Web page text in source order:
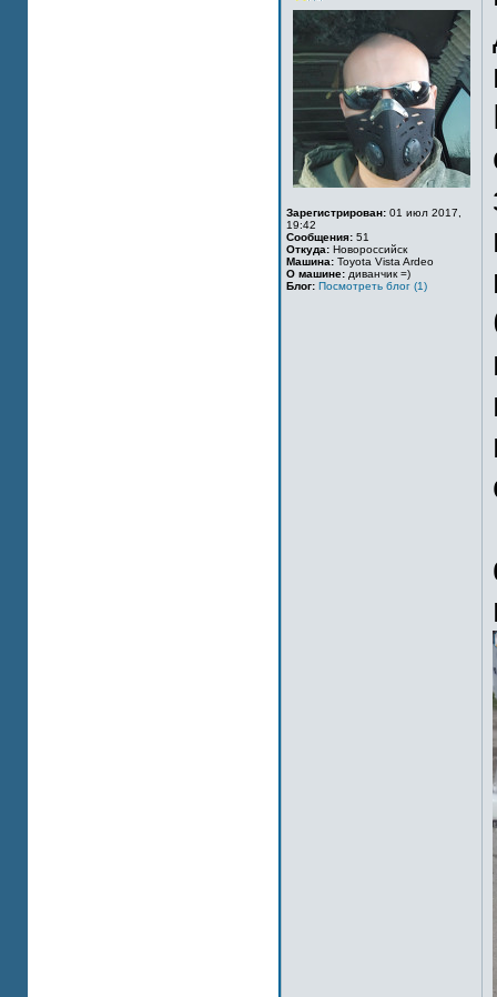
Зарегистрирован: 01 июл 2017,
19:42
Сообщения: 51
Откуда: Новороссийск
Машина: Toyota Vista Ardeo
О машине: диванчик =)
Блог: Посмотреть блог (1)